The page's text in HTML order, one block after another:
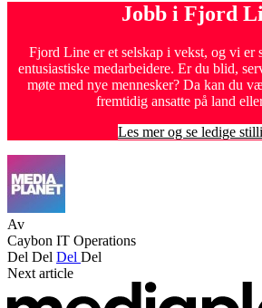
Jobb i Fjord
Fjord Line er et selskap i vekst, og vi er
entusiastiske medarbeidere. Er du blid,
møte med nye mennesker? Da kan du
fremtidig ansatte på land
Les mer og se ledige
Av
Caybon IT Operations
Del Del Del Del
Next article